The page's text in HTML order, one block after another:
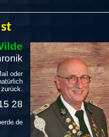
oder
28